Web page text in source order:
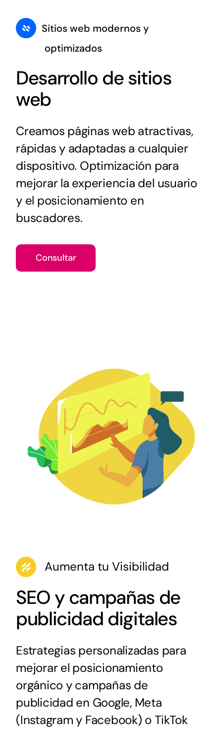
Sitios web modernos y
optimizados
Desarrollo de sitios
web
Creamos páginas web atractivas,
rápidas y adaptadas a cualquier
dispositivo. Optimización para
mejorar la experiencia del usuario
y el posicionamiento en
buscadores.
Consultar
Aumenta tu Visibilidad
SEO y campañas de
publicidad digitales
Estrategias personalizadas para
mejorar el posicionamiento
orgánico y campañas de
publicidad en Google, Meta
(Instagram y Facebook) o TikTok